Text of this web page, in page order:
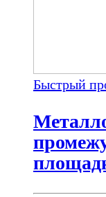
Быстрый